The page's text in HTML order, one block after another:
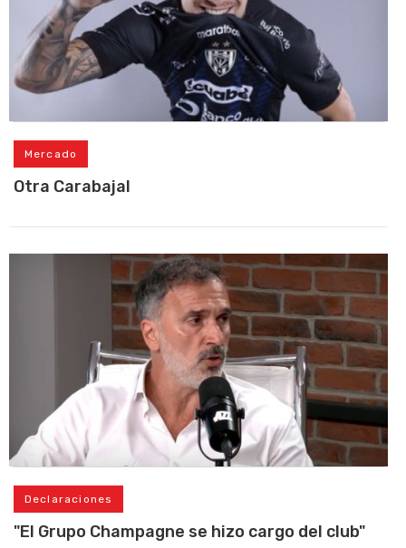
Mercado
Otra Carabajal
Declaraciones
"El Grupo Champagne se hizo cargo del club"